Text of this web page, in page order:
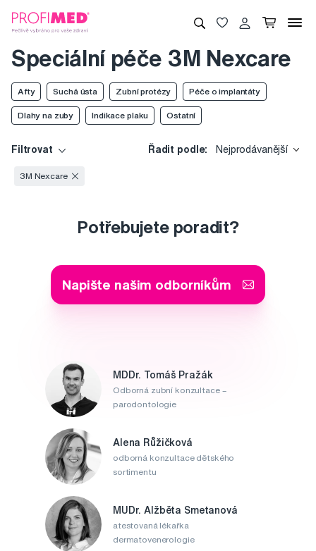
Speciální péče 3M Nexcare
Afty Suchá ústa Zubní protézy Péče o implantáty
Dlahy na zuby Indikace plaku Ostatní
Filtrovat Řadit podle: Nejprodávanější
3M Nexcare
Potřebujete poradit?
Napište našim odborníkům
MDDr. Tomáš Pražák
Odborná zubní konzultace –
parodontologie
Alena Růžičková
odborná konzultace dětského
sortimentu
MUDr. Alžběta Smetanová
atestovaná lékařka
dermatovenerologie